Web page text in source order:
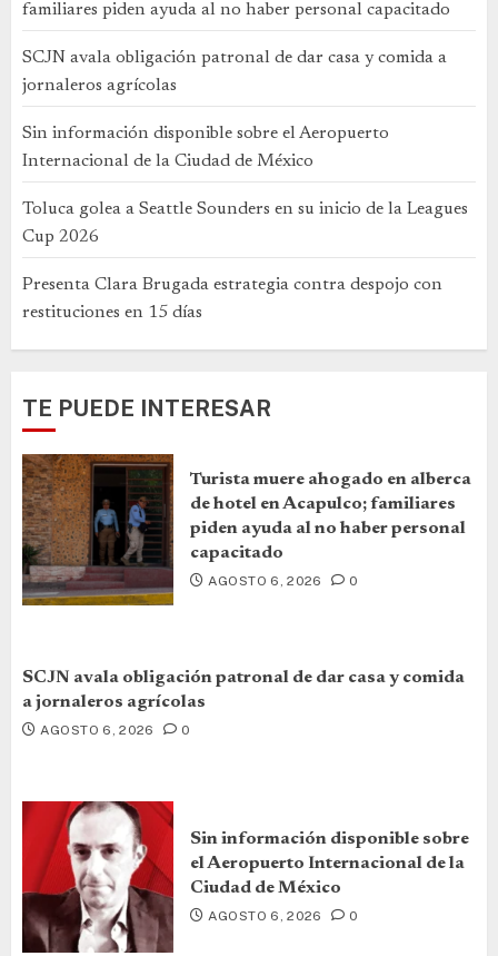
familiares piden ayuda al no haber personal capacitado
SCJN avala obligación patronal de dar casa y comida a
jornaleros agrícolas
Sin información disponible sobre el Aeropuerto
Internacional de la Ciudad de México
Toluca golea a Seattle Sounders en su inicio de la Leagues
Cup 2026
Presenta Clara Brugada estrategia contra despojo con
restituciones en 15 días
TE PUEDE INTERESAR
Turista muere ahogado en alberca
de hotel en Acapulco; familiares
piden ayuda al no haber personal
capacitado
AGOSTO 6, 2026 0
SCJN avala obligación patronal de dar casa y comida
a jornaleros agrícolas
AGOSTO 6, 2026 0
Sin información disponible sobre
el Aeropuerto Internacional de la
Ciudad de México
AGOSTO 6, 2026 0